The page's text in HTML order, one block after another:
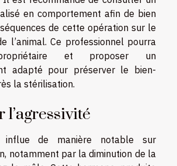
en comportement afin de bien
de cette opération sur le
l’animal. Ce professionnel pourra
et proposer un
adapté pour préserver le bien-
la stérilisation.
influe de manière notable sur
notamment par la diminution de la